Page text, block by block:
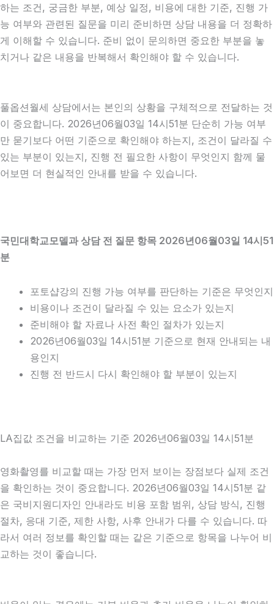
하는 조건, 궁금한 부분, 예상 일정, 비용에 대한 기준, 진행 가
능 여부와 관련된 질문을 미리 준비하면 상담 내용을 더 정확하
게 이해할 수 있습니다. 준비 없이 문의하면 중요한 부분을 놓
치거나 같은 내용을 반복해서 확인해야 할 수 있습니다.
풀옵션월세 상담에서는 본인의 상황을 구체적으로 전달하는 것
이 중요합니다. 2026년06월03일 14시51분 단순히 가능 여부
만 묻기보다 어떤 기준으로 확인해야 하는지, 조건이 달라질 수
있는 부분이 있는지, 진행 전 필요한 사항이 무엇인지 함께 물
어보면 더 현실적인 안내를 받을 수 있습니다.
국민대학교모델과 상담 전 질문 항목 2026년06월03일 14시51
분
포토샵강의 진행 가능 여부를 판단하는 기준은 무엇인지
비용이나 조건이 달라질 수 있는 요소가 있는지
준비해야 할 자료나 사전 확인 절차가 있는지
2026년06월03일 14시51분 기준으로 현재 안내되는 내
용인지
진행 전 반드시 다시 확인해야 할 부분이 있는지
LA집값 조건을 비교하는 기준 2026년06월03일 14시51분
영화촬영를 비교할 때는 가장 먼저 보이는 장점보다 실제 조건
을 확인하는 것이 중요합니다. 2026년06월03일 14시51분 같
은 국비지원디자인 안내라도 비용 포함 범위, 상담 방식, 진행
절차, 응대 기준, 제한 사항, 사후 안내가 다를 수 있습니다. 따
라서 여러 정보를 확인할 때는 같은 기준으로 항목을 나누어 비
교하는 것이 좋습니다.